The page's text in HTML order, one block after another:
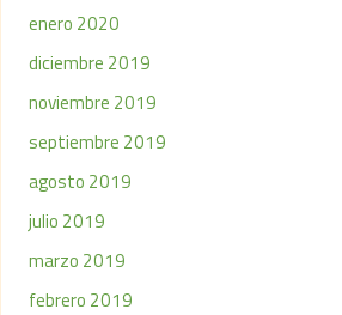
enero 2020
diciembre 2019
noviembre 2019
septiembre 2019
agosto 2019
julio 2019
marzo 2019
febrero 2019